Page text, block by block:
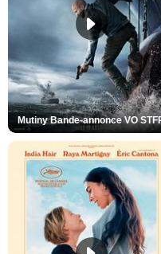
Mutiny Bande-annonce VO